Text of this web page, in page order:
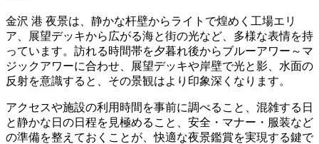
金沢 港 夜景は、静かな杆壁からライトで煌めく工場エリ
ア、展望デッキから広がる海と街の光など、多様な表情を持
っています。訪れる時間帯を夕暮れ後からブルーアワー～マ
ジックアワーに合わせ、展望デッキや岸壁で光と影、水面の
反射を意識すると、その景観はより印象深くなります。
アクセスや施設の利用時間を事前に調べること、混雑する日
と静かな日の日程を見極めること、安全・マナー・服装など
の準備を整えておくことが、快適な夜景鑑賞を実現する鍵で